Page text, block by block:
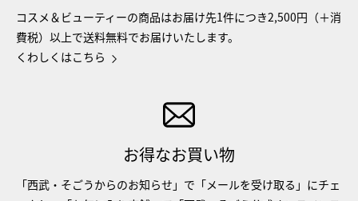
コスメ＆ビューティーの商品はお届け先1件につき2,500円（＋消
費税）以上で送料無料でお届けいたします。
くわしくはこちら
お得なお買い物
「西武・そごうからのお知らせ」で「メールを受け取る」にチェ